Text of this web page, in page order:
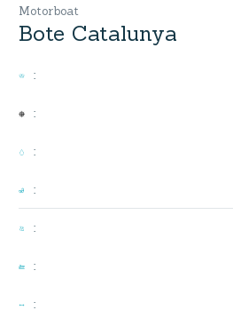
Motorboat
Bote Catalunya
:
:
:
:
:
:
: